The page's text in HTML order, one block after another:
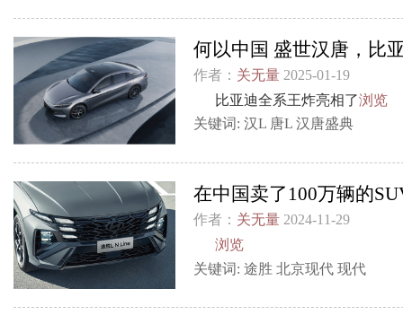
何以中国 盛世汉唐，比
作者： 关无量 2025-01-19
比亚迪全系王炸亮相了浏览
关键词: 汉L 唐L 汉唐盛典
在中国卖了100万辆的
作者： 关无量 2024-11-29
浏览
关键词: 途胜 北京现代 现代